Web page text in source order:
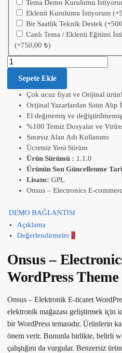
Tema Demo Kurulumu
Eklenti Kurulumu İstiyorum(+
Bir Saatlik Teknik Destek(+
Canlı Tema / Eklenti Eğitimi
(+750,00₺)
Sepete Ekle
Çok ucuz fiyat ve Orijinal ürün!
Orijinal Yazarlardan Satın
El değmemiş ve
%100 Temiz Dosyalar ve
Sınırsız Alan Adı Kullanımı
Ücretsiz Yeni Sürüm
Ürün Sürümü : 1.1.0
Ürünün Son Güncellenme
Lisans: GPL
Onsus – Electronics E-
DEMO BAĞLANTISI
Açıklama
Değerlendirmeler 0
Onsus –
WordPress Theme
Onsus – Elektronik E-ticaret
elektronik mağazası geliştirmek için
bir WordPress temasıdır. Ürünlerin
önem verir. Bununla birlikte, belirli
çalıştığını da vurgular. Benzersiz